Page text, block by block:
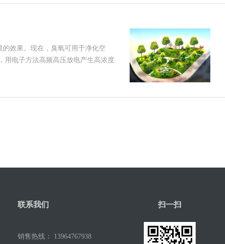
效果。现在，臭氧可用于净化空
电子方法高频高压放电产生高浓度
联系我们
销售热线： 13964767938
扫一扫